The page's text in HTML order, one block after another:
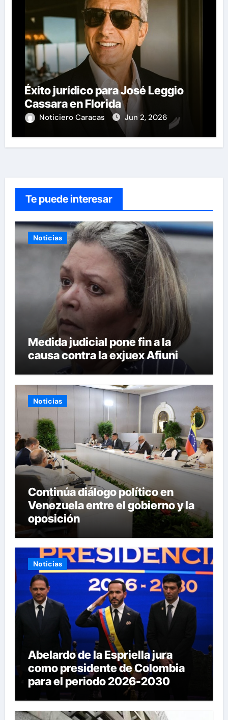
Éxito jurídico para José Leggio
Cassara en Florida
Noticiero Caracas Jun 2, 2026
Te puede interesar
Noticias
Medida judicial pone fin a la
causa contra la exjuex Afiuni
Noticias
Continúa diálogo político en
Venezuela entre el gobierno y la
oposición
Noticias
Abelardo de la Espriella jura
como presidente de Colombia
para el periodo 2026-2030